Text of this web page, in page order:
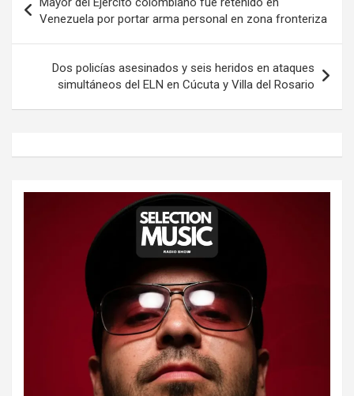
de
entradas
Venezuela por portar arma personal en zona fronteriza
Dos policías asesinados y seis heridos en ataques
simultáneos del ELN en Cúcuta y Villa del Rosario